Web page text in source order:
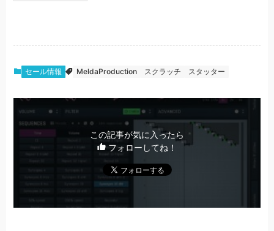
セール情報 MeldaProduction スクラッチ スタッター
この記事が気に入ったら
フォローしてね！